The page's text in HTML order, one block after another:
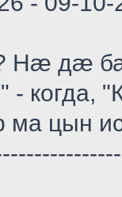
Нæ дæ
когда,
цын